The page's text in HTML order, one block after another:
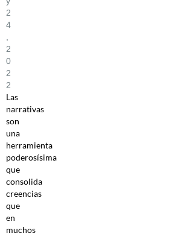
2
4
2
0
2
2
Las
narrativas
son
una
herramienta
poderosísima
que
consolida
creencias
que
en
muchos